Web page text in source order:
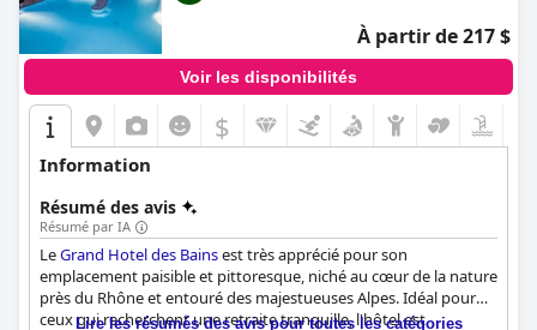
À partir de 217 $
Voir les disponibilités
$
Information
Résumé des avis
Résumé par IA
LeGrand Hotel des Bainsest très apprécié pour son
emplacement paisible et pittoresque, niché au cœur de la nature
près du Rhône et entouré des majestueuses Alpes. Idéal pour
ceux qui recherchent une retraite tranquille, l'hôtel est
Lire les résumés des avis pour toutes les catégories